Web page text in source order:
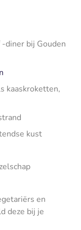
diner bij Gouden
kaaskroketten,
kust
en
deze bij je